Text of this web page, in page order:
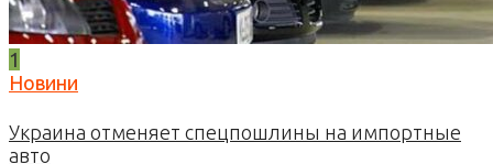
1
Новини
Украина отменяет спецпошлины на импортные
авто